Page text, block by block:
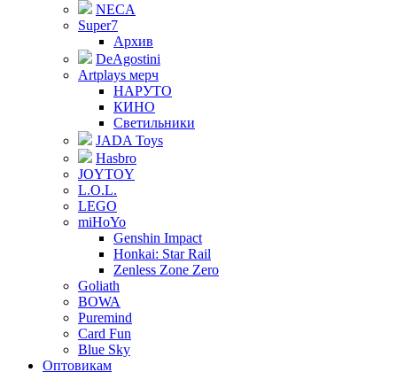
NECA
Super7
Архив
DeAgostini
Artplays мерч
НАРУТО
КИНО
Светильники
JADA Toys
Hasbro
JOYTOY
L.O.L.
LEGO
miHoYo
Genshin Impact
Honkai: Star Rail
Zenless Zone Zero
Goliath
BOWA
Puremind
Card Fun
Blue Sky
Оптовикам